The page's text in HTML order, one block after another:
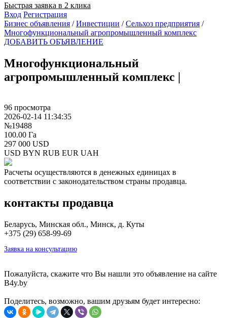
Быстрая заявка в 2 клика
Вход Регистрация
Бизнес объявления /Инвестиции /Сельхоз предприятия /
Многофункциональный агропромышленный комплекс
ДОБАВИТЬ ОБЪЯВЛЕНИЕ
Многофункциональный
агропромышленный комплекс |
96 просмотра
2026-02-14 11:34:35
№19488
100.00 Га
297 000 USD
USD BYN RUB EUR UAH
Расчеты осуществляются в денежных единицах в
соответствии с законодательством страны продавца.
контакты продавца
Беларусь, Минская обл., Минск, д. Куты
+375 (29) 658-99-69
Заявка на консультацию
Пожалуйста, скажите что Вы нашли это объявление на сайте
B4y.by
Поделитесь, возможно, вашим друзьям будет интересно: